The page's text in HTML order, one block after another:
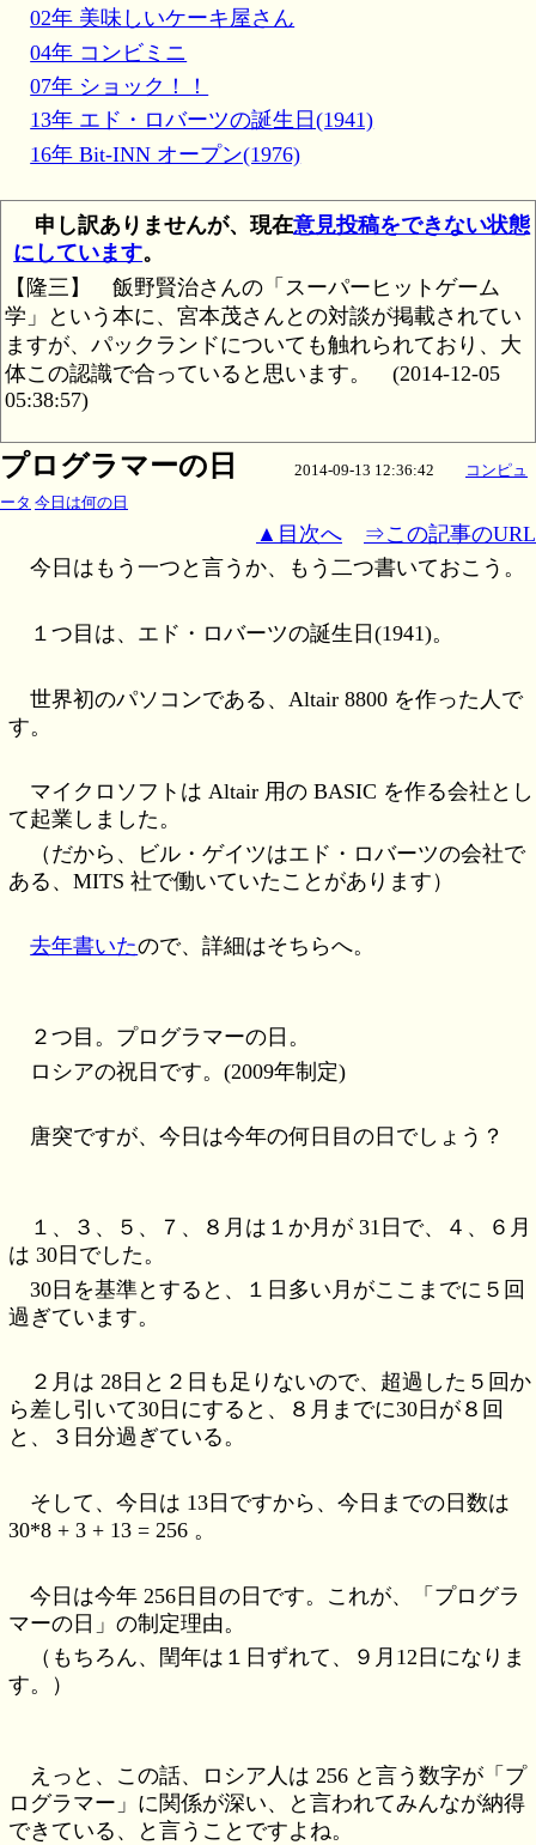
02年 美味しいケーキ屋さん
04年 コンビミニ
07年 ショック！！
13年 エド・ロバーツの誕生日(1941)
16年 Bit-INN オープン(1976)
申し訳ありませんが、現在意見投稿をできない状態
にしています。
【隆三】 飯野賢治さんの「スーパーヒットゲーム
学」という本に、宮本茂さんとの対談が掲載されてい
ますが、パックランドについても触れられており、大
体この認識で合っていると思います。
(2014-12-05
05:38:57)
プログラマーの日 2014-09-13 12:36:42
コンピュ
ータ 今日は何の日
▲目次へ
⇒この記事のURL
今日はもう一つと言うか、もう二つ書いておこう。
１つ目は、エド・ロバーツの誕生日(1941)。
世界初のパソコンである、Altair 8800 を作った人で
す。
マイクロソフトは Altair 用の BASIC を作る会社とし
て起業しました。
（だから、ビル・ゲイツはエド・ロバーツの会社で
ある、MITS 社で働いていたことがあります）
去年書いたので、詳細はそちらへ。
２つ目。プログラマーの日。
ロシアの祝日です。(2009年制定)
唐突ですが、今日は今年の何日目の日でしょう？
１、３、５、７、８月は１か月が 31日で、４、６月
は 30日でした。
30日を基準とすると、１日多い月がここまでに５回
過ぎています。
２月は 28日と２日も足りないので、超過した５回か
ら差し引いて30日にすると、８月までに30日が８回
と、３日分過ぎている。
そして、今日は 13日ですから、今日までの日数は
30*8 + 3 + 13 = 256 。
今日は今年 256日目の日です。これが、「プログラ
マーの日」の制定理由。
（もちろん、閏年は１日ずれて、９月12日になりま
す。）
えっと、この話、ロシア人は 256 と言う数字が「プ
ログラマー」に関係が深い、と言われてみんなが納得
できている、と言うことですよね。